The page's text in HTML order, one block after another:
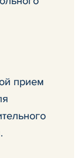
прием